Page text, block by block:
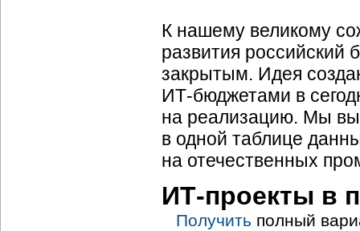
К нашему великому
развития российский
закрытым. Идея
ИТ-бюджетами в
на реализацию. Мы
в одной таблице
на отечественных
ИТ-проекты в
Получить полный